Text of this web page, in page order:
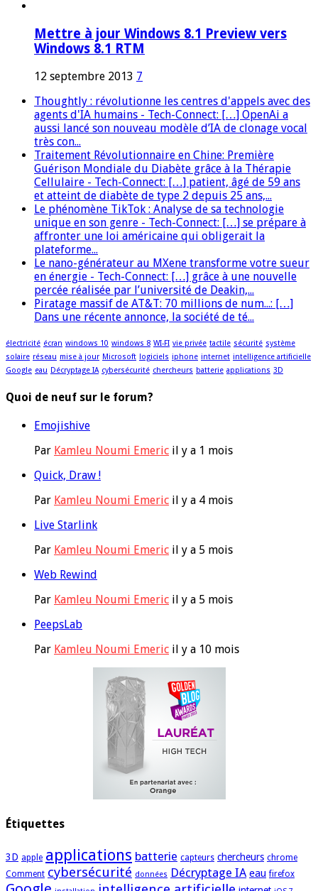
Mettre à jour Windows 8.1 Preview vers
Windows 8.1 RTM
12 septembre 2013 7
Thoughtly : révolutionne les centres d'appels avec des
agents d'IA humains - Tech-Connect: […] OpenAi a
aussi lancé son nouveau modèle d’IA de clonage vocal
très con...
Traitement Révolutionnaire en Chine: Première
Guérison Mondiale du Diabète grâce à la Thérapie
Cellulaire - Tech-Connect: […] patient, âgé de 59 ans
et atteint de diabète de type 2 depuis 25 ans,...
Le phénomène TikTok : Analyse de sa technologie
unique en son genre - Tech-Connect: […] se prépare à
affronter une loi américaine qui obligerait la
plateforme...
Le nano-générateur au MXene transforme votre sueur
en énergie - Tech-Connect: […] grâce à une nouvelle
percée réalisée par l’université de Deakin,...
Piratage massif de AT&T: 70 millions de num...: […]
Dans une récente annonce, la société de té...
électricité écran windows 10 windows 8 WI-FI vie privée tactile sécurité système
solaire réseau mise à jour Microsoft logiciels iphone internet intelligence artificielle
Google eau Décryptage IA cybersécurité chercheurs batterie applications 3D
Quoi de neuf sur le forum?
Emojishive
Par Kamleu Noumi Emeric il y a 1 mois
Quick, Draw !
Par Kamleu Noumi Emeric il y a 4 mois
Live Starlink
Par Kamleu Noumi Emeric il y a 5 mois
Web Rewind
Par Kamleu Noumi Emeric il y a 5 mois
PeepsLab
Par Kamleu Noumi Emeric il y a 10 mois
Étiquettes
3D apple applications batterie capteurs chercheurs chrome
Comment cybersécurité données Décryptage IA eau firefox